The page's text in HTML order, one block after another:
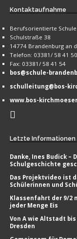
Kontaktaufnahme
Berufsorientierte
Schulstraße 38
14774 Brandenburg an
Telefon: 03381/ 58 41 50
Fax: 03381/ 58 41 54
bos@schule-
schulleitung@bos-
www.bos-
Letzte Informationen
Danke, Ines Budick –
Schulgeschichte
Das Projektvideo ist
Schülerinnen und
Klassenfahrt der 9/2
jeder Menge Eis
Von A wie Altstadt
Dresden